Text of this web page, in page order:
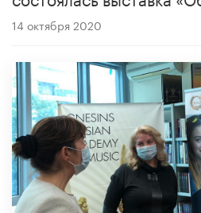
14 октября 2020